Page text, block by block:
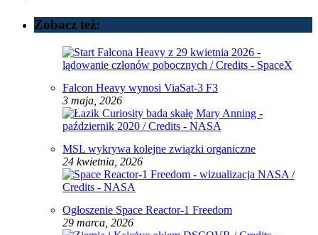
Zobacz też:
Falcon Heavy wynosi ViaSat-3 F3
3 maja, 2026
MSL wykrywa kolejne związki organiczne
24 kwietnia, 2026
Ogłoszenie Space Reactor‑1 Freedom
29 marca, 2026